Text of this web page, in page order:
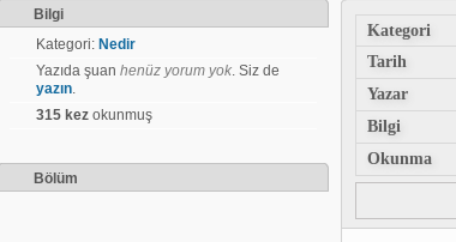
Kategori
Tarih
Yazar
Bilgi
Okunma
Bilgi
Kategori: Nedir
Yazıda şuan henüz yorum yok. Siz de
yazın.
315 kez okunmuş
Bölüm